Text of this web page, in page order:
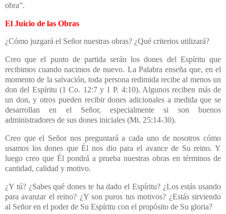
obra”.
El Juicio de las Obras
¿Cómo juzgará el Señor nuestras obras? ¿Qué criterios utilizará?
Creo que el punto de partida serán los dones del Espíritu que
recibimos cuando nacimos de nuevo. La Palabra enseña que, en el
momento de la salvación, toda persona redimida recibe al menos un
don del Espíritu (1 Co. 12:7 y 1 P. 4:10). Algunos reciben más de
un don, y otros pueden recibir dones adicionales a medida que se
desarrollan en el Señor, especialmente si son buenos
administradores de sus dones iniciales (Mt. 25:14-30).
Creo que el Señor nos preguntará a cada uno de nosotros cómo
usamos los dones que Él nos dio para el avance de Su reino. Y
luego creo que Él pondrá a prueba nuestras obras en términos de
cantidad, calidad y motivo.
¿Y tú? ¿Sabes qué dones te ha dado el Espíritu? ¿Los estás usando
para avanzar el reino? ¿Y son puros tus motivos? ¿Estás sirviendo
al Señor en el poder de Su Espíritu con el propósito de Su gloria?